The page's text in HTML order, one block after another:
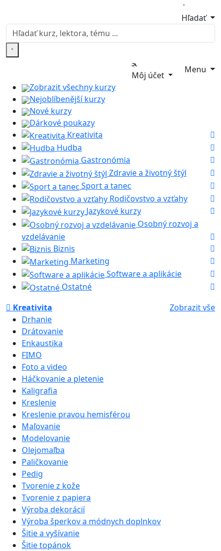
Hľadať
Môj účet
Menu
Zobrazit všechny kurzy
Nejoblíbenější kurzy
Nové kurzy
Dárkové poukazy
Kreativita
Hudba
Gastronómia
Zdravie a životný štýl
Sport a tanec
Rodičovstvo a vzťahy
Jazykové kurzy
Osobný rozvoj a
vzdelávanie
Biznis
Marketing
Software a aplikácie
Ostatné
Kreativita
Zobrazit vše
Drhanie
Drátovanie
Enkaustika
FIMO
Foto a video
Háčkovanie a pletenie
Kaligrafia
Kreslenie
Kreslenie pravou hemisférou
Maľovanie
Modelovanie
Olejomaľba
Paličkovanie
Pedig
Tvorenie z kože
Tvorenie z papiera
Výroba dekorácií
Výroba šperkov a módnych doplnkov
Šitie a vyšívanie
Šitie topánok